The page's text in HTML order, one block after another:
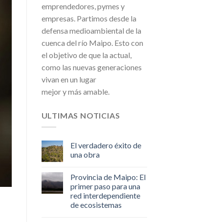
emprendedores, pymes y
empresas. Partimos desde la
defensa medioambiental de la
cuenca del río Maipo. Esto con
el objetivo de que la actual,
como las nuevas generaciones
vivan en un lugar
mejor y más amable.
ULTIMAS NOTICIAS
El verdadero éxito de
una obra
Provincia de Maipo: El
primer paso para una
red interdependiente
de ecosistemas